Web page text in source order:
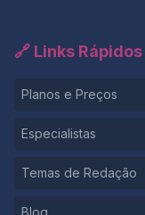
🔗 Links Rápidos
Planos e Preços
Especialistas
Temas de Redação